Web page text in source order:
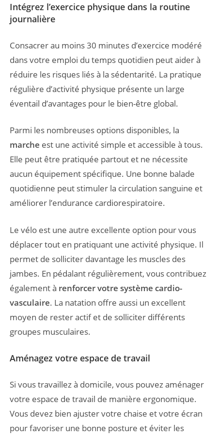
Intégrez l’exercice physique dans la routine
journalière
Consacrer au moins 30 minutes d’exercice modéré
dans votre emploi du temps quotidien peut aider à
réduire les risques liés à la sédentarité. La pratique
régulière d’activité physique présente un large
éventail d’avantages pour le bien-être global.
Parmi les nombreuses options disponibles, la
marche est une activité simple et accessible à tous.
Elle peut être pratiquée partout et ne nécessite
aucun équipement spécifique. Une bonne balade
quotidienne peut stimuler la circulation sanguine et
améliorer l’endurance cardiorespiratoire.
Le vélo est une autre excellente option pour vous
déplacer tout en pratiquant une activité physique. Il
permet de solliciter davantage les muscles des
jambes. En pédalant régulièrement, vous contribuez
également à renforcer votre système cardio-
vasculaire. La natation offre aussi un excellent
moyen de rester actif et de solliciter différents
groupes musculaires.
Aménagez votre espace de travail
Si vous travaillez à domicile, vous pouvez aménager
votre espace de travail de manière ergonomique.
Vous devez bien ajuster votre chaise et votre écran
pour favoriser une bonne posture et éviter les